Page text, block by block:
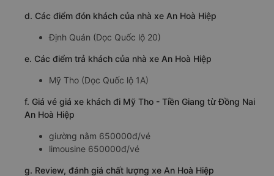
d. Các điểm đón khách của nhà xe An Hoà Hiệp
Định Quán (Dọc Quốc lộ 20)
e. Các điểm trả khách của nhà xe An Hoà Hiệp
Mỹ Tho (Dọc Quốc lộ 1A)
f. Giá vé giá xe khách đi Mỹ Tho - Tiền Giang từ Đồng Nai
An Hoà Hiệp
giường nằm 650000đ/vé
limousine 650000đ/vé
g. Review, đánh giá chất lượng xe An Hoà Hiệp